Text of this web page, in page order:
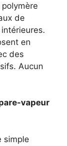
de
en
des
Aucun
vapeur
simple